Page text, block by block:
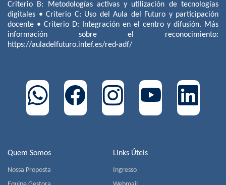
Quem Somos
Nossa Proposta
Links Úteis
Ingresso
Criterio B: Metodologías activas y utilización de tecnologías
digitales • Criterio C: Uso del Aula del Futuro y participación
docente • Criterio D: Integración en el centro y difusión. Más
información sobre el reconocimiento:
https://auladelfuturo.intef.es/red-adf/